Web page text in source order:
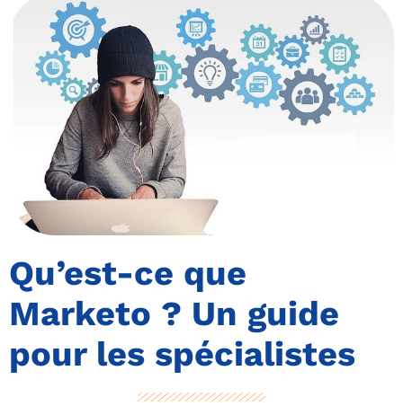
Qu’est-ce que
Marketo ? Un guide
pour les spécialistes